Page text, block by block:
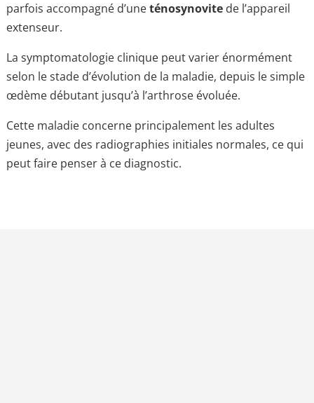
parfois accompagné d’uneténosynovitede l’appareil
extenseur.
La symptomatologie clinique peut varier énormément
selon le stade d’évolution de la maladie, depuis le simple
œdème débutant jusqu’à l’arthrose évoluée.
Cette maladie concerne principalement les adultes
jeunes, avec des radiographies initiales normales, ce qui
peut faire penser à ce diagnostic.